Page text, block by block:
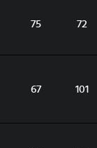
75 72
67 101